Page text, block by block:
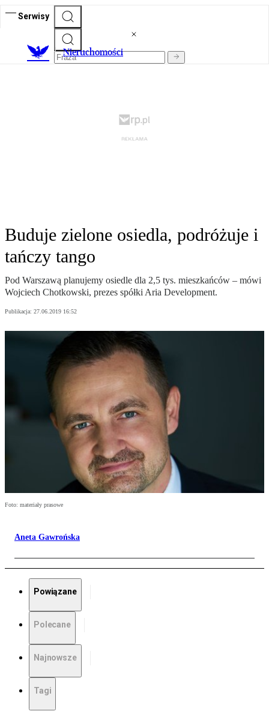
Serwisy
Nieruchomości
Buduje zielone osiedla, podróżuje i
tańczy tango
Pod Warszawą planujemy osiedle dla 2,5 tys. mieszkańców – mówi
Wojciech Chotkowski, prezes spółki Aria Development.
Publikacja: 27.06.2019 16:52
Foto: materiały prasowe
Aneta Gawrońska
Powiązane
Polecane
Najnowsze
Tagi